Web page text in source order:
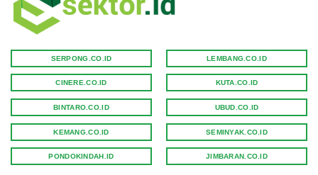
SERPONG.CO.ID
CINERE.CO.ID
BINTARO.CO.ID
KEMANG.CO.ID
PONDOKINDAH.ID
LEMBANG.CO.ID
KUTA.CO.ID
UBUD.CO.ID
SEMINYAK.CO.ID
JIMBARAN.CO.ID